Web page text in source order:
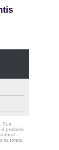
Sua
é proibida
–
autorais.